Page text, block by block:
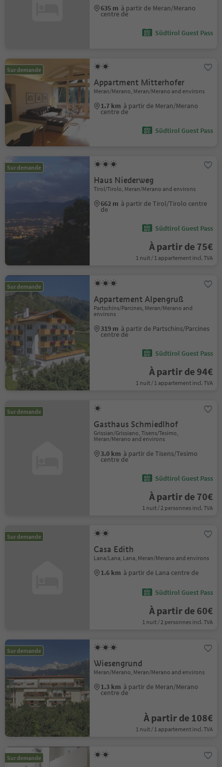
635 m à partir de Meran/Merano
centre de
Südtirol Guest Pass
Sur demande
Appartment Mitterhofer
Meran/Merano, Meran/Merano and environs
1.7 km à partir de Meran/Merano
centre de
Südtirol Guest Pass
Sur demande
Haus Niederweg
Tirol/Tirolo, Meran/Merano and environs
662 m à partir de Tirol/Tirolo centre
de
Südtirol Guest Pass
À partir de 75€
1 nuit / 1 appartement incl. TVA
Sur demande
Appartement Alpengruß
Partschins/Parcines, Meran/Merano and
environs
319 m à partir de Partschins/Parcines
centre de
Südtirol Guest Pass
À partir de 94€
1 nuit / 1 appartement incl. TVA
Sur demande
Gasthaus Schmiedlhof
Grissian/Grissiano, Tisens/Tesimo,
Meran/Merano and environs
3.0 km à partir de Tisens/Tesimo
centre de
Südtirol Guest Pass
À partir de 70€
1 nuit / 2 personnes incl. TVA
Sur demande
Casa Edith
Lana/Lana, Lana, Meran/Merano and environs
1.6 km à partir de Lana centre de
Südtirol Guest Pass
À partir de 60€
1 nuit / 2 personnes incl. TVA
Sur demande
Wiesengrund
Meran/Merano, Meran/Merano and environs
1.3 km à partir de Meran/Merano
centre de
À partir de 108€
1 nuit / 1 appartement incl. TVA
Sur demande